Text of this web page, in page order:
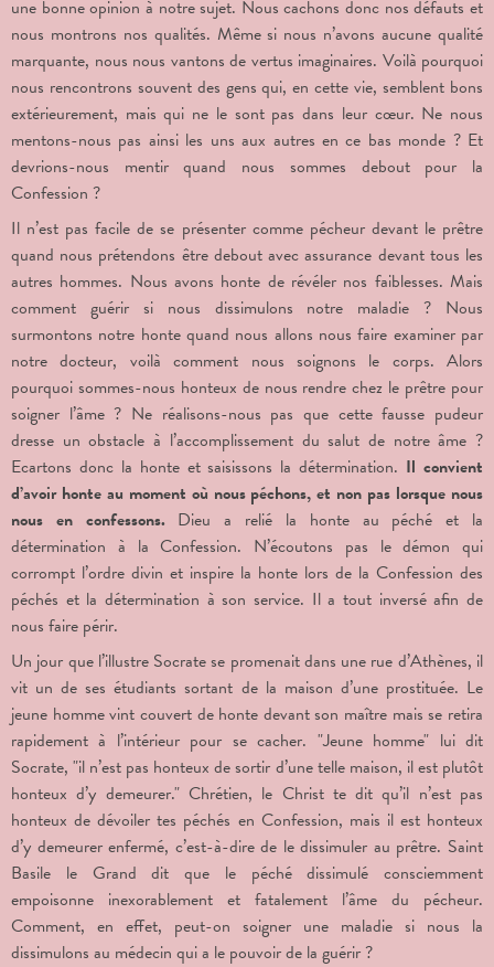
une bonne opinion à notre sujet. Nous cachons donc nos défauts et
nous montrons nos qualités. Même si nous n’avons aucune qualité
marquante, nous nous vantons de vertus imaginaires. Voilà pourquoi
nous rencontrons souvent des gens qui, en cette vie, semblent bons
extérieurement, mais qui ne le sont pas dans leur cœur. Ne nous
mentons-nous pas ainsi les uns aux autres en ce bas monde ? Et
devrions-nous mentir quand nous sommes debout pour la
Confession ?
Il n’est pas facile de se présenter comme pécheur devant le prêtre
quand nous prétendons être debout avec assurance devant tous les
autres hommes. Nous avons honte de révéler nos faiblesses. Mais
comment guérir si nous dissimulons notre maladie ? Nous
surmontons notre honte quand nous allons nous faire examiner par
notre docteur, voilà comment nous soignons le corps. Alors
pourquoi sommes-nous honteux de nous rendre chez le prêtre pour
soigner l’âme ? Ne réalisons-nous pas que cette fausse pudeur
dresse un obstacle à l’accomplissement du salut de notre âme ?
Ecartons donc la honte et saisissons la détermination. Il convient
d’avoir honte au moment où nous péchons, et non pas lorsque nous
nous en confessons. Dieu a relié la honte au péché et la
détermination à la Confession. N’écoutons pas le démon qui
corrompt l’ordre divin et inspire la honte lors de la Confession des
péchés et la détermination à son service. Il a tout inversé afin de
nous faire périr.
Un jour que l’illustre Socrate se promenait dans une rue d’Athènes, il
vit un de ses étudiants sortant de la maison d’une prostituée. Le
jeune homme vint couvert de honte devant son maître mais se retira
rapidement à l’intérieur pour se cacher. "Jeune homme" lui dit
Socrate, "il n’est pas honteux de sortir d’une telle maison, il est plutôt
honteux d’y demeurer." Chrétien, le Christ te dit qu’il n’est pas
honteux de dévoiler tes péchés en Confession, mais il est honteux
d’y demeurer enfermé, c’est-à-dire de le dissimuler au prêtre. Saint
Basile le Grand dit que le péché dissimulé consciemment
empoisonne inexorablement et fatalement l’âme du pécheur.
Comment, en effet, peut-on soigner une maladie si nous la
dissimulons au médecin qui a le pouvoir de la guérir ?